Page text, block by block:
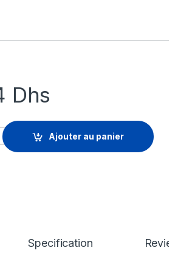
Dhs
à niveau de la licence d'abonnement
Ajouter au panier
Specification